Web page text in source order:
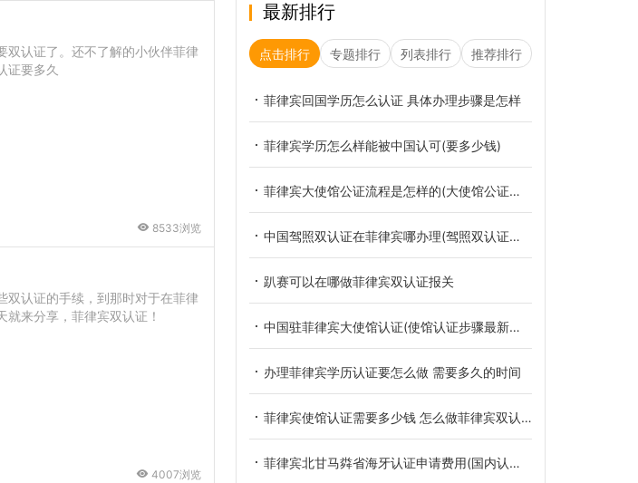
双认证了。还不了解的小伙伴菲律
证要多久
8533浏览
双认证的手续，到那时对于在菲律
来分享，菲律宾双认证！
4007浏览
最新排行
点击排行 专题排行 列表排行 推荐排行
菲律宾回国学历怎么认证 具体办理步骤是怎样
菲律宾学历怎么样能被中国认可(要多少钱)
菲律宾大使馆公证流程是怎样的(大使馆公证相关介绍)
中国驾照双认证在菲律宾哪办理(驾照双认证办理攻略)
趴赛可以在哪做菲律宾双认证报关
中国驻菲律宾大使馆认证(使馆认证步骤最新教程)
办理菲律宾学历认证要怎么做 需要多久的时间
菲律宾使馆认证需要多少钱 怎么做菲律宾双认证
菲律宾北甘马粦省海牙认证申请费用(国内认可吗)